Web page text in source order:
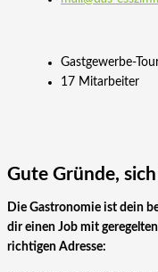
Gastgewerbe-
17 Mitarbeiter
Gute Gründe,
Die Gastronomie ist dein
dir einen Job mit
richtigen Adresse: